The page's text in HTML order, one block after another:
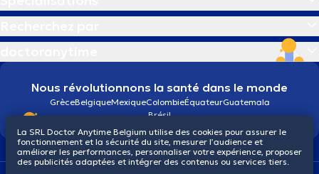
Nous révolutionnons la santé dans le monde
GrèceBelgiqueMexiqueColombieÉquateurGuatemala
Brésil
La SRL Doctor Anytime Belgium utilise des cookies pour assurer le
fonctionnement et la sécurité du site, mesurer l’audience et
améliorer les performances, personnaliser votre expérience, proposer
des publicités adaptées et intégrer des contenus ou services tiers.